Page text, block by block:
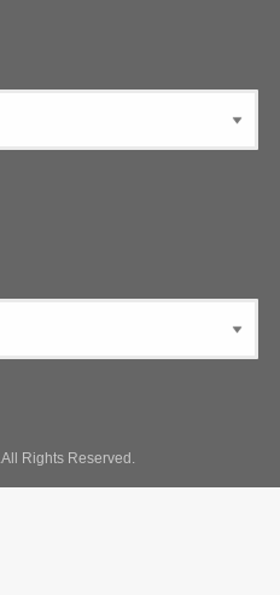
.All Rights Reserved.